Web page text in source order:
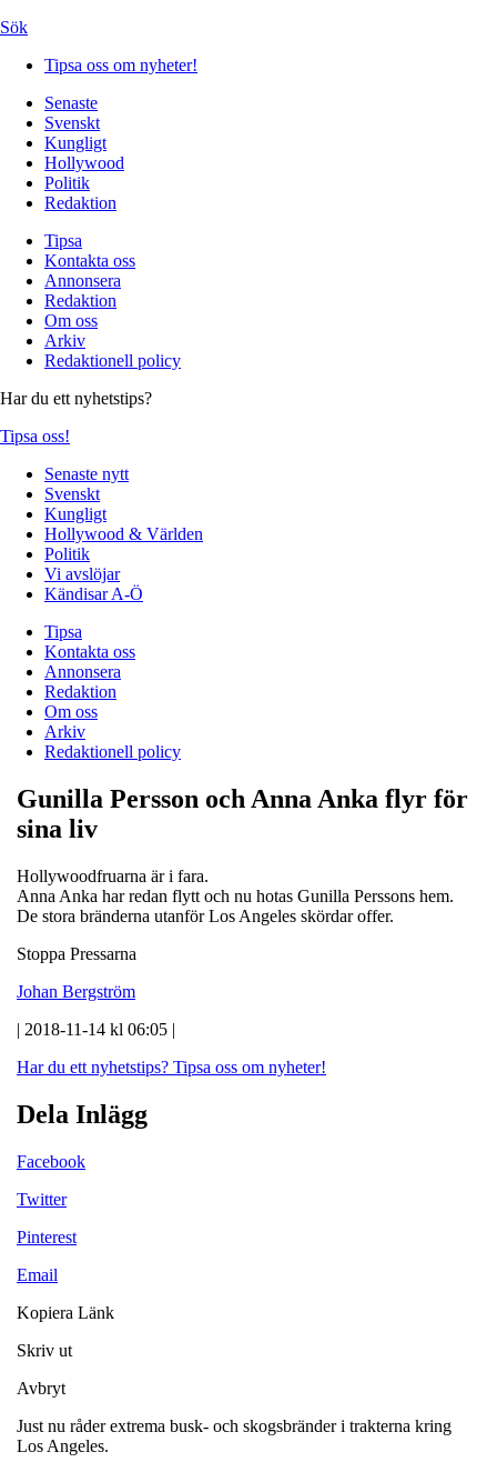
Sök
Tipsa oss om nyheter!
Senaste
Svenskt
Kungligt
Hollywood
Politik
Redaktion
Tipsa
Kontakta oss
Annonsera
Redaktion
Om oss
Arkiv
Redaktionell policy
Har du ett nyhetstips?
Tipsa oss!
Senaste nytt
Svenskt
Kungligt
Hollywood & Världen
Politik
Vi avslöjar
Kändisar A-Ö
Tipsa
Kontakta oss
Annonsera
Redaktion
Om oss
Arkiv
Redaktionell policy
Gunilla Persson och Anna Anka flyr för
sina liv
Hollywoodfruarna är i fara.
Anna Anka har redan flytt och nu hotas Gunilla Perssons hem.
De stora bränderna utanför Los Angeles skördar offer.
Stoppa Pressarna
Johan Bergström
| 2018-11-14 kl 06:05 |
Har du ett nyhetstips? Tipsa oss om nyheter!
Dela Inlägg
Facebook
Twitter
Pinterest
Email
Kopiera Länk
Skriv ut
Avbryt
Just nu råder extrema busk- och skogsbränder i trakterna kring
Los Angeles.